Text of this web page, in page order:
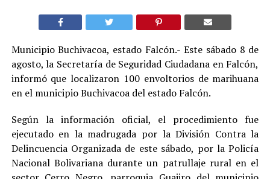
Municipio Buchivacoa, estado Falcón.- Este sábado 8 de
agosto, la Secretaría de Seguridad Ciudadana en Falcón,
informó que localizaron 100 envoltorios de marihuana
en el municipio Buchivacoa del estado Falcón.
Según la información oficial, el procedimiento fue
ejecutado en la madrugada por la División Contra la
Delincuencia Organizada de este sábado, por la Policía
Nacional Bolivariana durante un patrullaje rural en el